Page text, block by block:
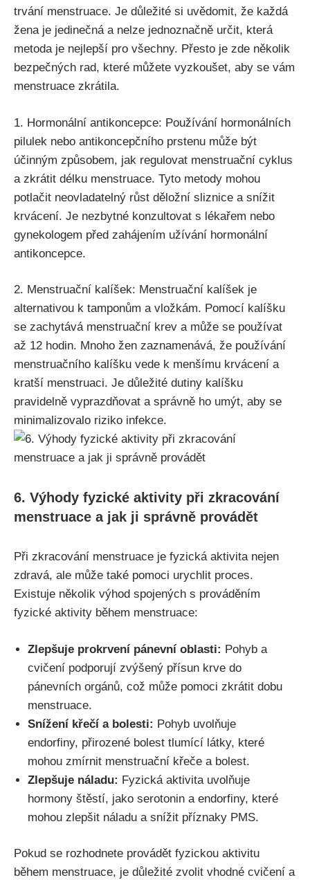
trvání menstruace. Je ⁣důležité si uvědomit, že každá
žena je jedinečná a nelze jednoznačně určit, která
metoda je ⁢nejlepší pro ⁤všechny. Přesto je ⁢zde ​několik
bezpečných rad, které můžete vyzkoušet, aby se vám
menstruace zkrátila.
1. Hormonální⁤ antikoncepce: Používání hormonálních⁣
pilulek nebo antikoncepčního prstenu může být⁤
účinným způsobem, jak regulovat menstruační cyklus ​
a ​zkrátit délku menstruace. Tyto metody⁢ mohou
potlačit neovladatelný‌ růst⁤ děložní sliznice ​a snížit
krvácení. Je nezbytné konzultovat s lékařem nebo
gynekologem před zahájením užívání hormonální‌
antikoncepce.
2. Menstruační kalíšek: Menstruační kalíšek je⁢
alternativou k tamponům a vložkám. ​Pomocí kalíšku
‍se zachytává ⁣menstruační krev ⁣a může ⁢se používat
až 12 hodin. Mnoho‌ žen zaznamenává, že používání
menstruačního kalíšku vede k menšímu krvácení a
kratší menstruaci. Je důležité dutiny⁣ kalíšku
⁤pravidelně⁢ vyprazdňovat ‌a správně ⁣ho umýt, aby se
minimalizovalo riziko⁢ infekce.
6. Výhody ‍fyzické aktivity při‍ zkracování
menstruace a jak ji správně provádět
Při ⁢zkracování menstruace je fyzická aktivita nejen
zdravá, ale může také pomoci urychlit proces. ​
Existuje ‍několik ⁤výhod spojených s prováděním
fyzické aktivity během menstruace:
Zlepšuje prokrvení pánevní⁣ oblasti: Pohyb a
cvičení podporují zvýšený přísun krve do
pánevních orgánů, ‍což může pomoci zkrátit dobu
‍menstruace.
Snížení křečí a bolesti: Pohyb uvolňuje
endorfiny,⁤ přirozené​ bolest‌ tlumící látky, které
mohou zmírnit menstruační křeče a bolest.
Zlepšuje náladu: Fyzická aktivita​ uvolňuje
hormony štěstí, jako serotonin a ​endorfiny, které
mohou zlepšit náladu a snížit příznaky PMS.
Pokud se⁣ rozhodnete provádět fyzickou aktivitu
během menstruace, je důležité zvolit vhodné cvičení ⁢a